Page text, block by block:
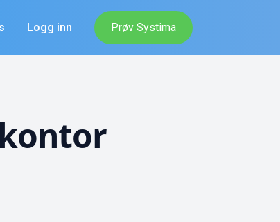
Logg inn Prøv Systima